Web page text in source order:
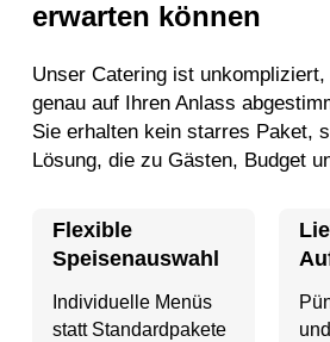
erwarten können
Unser Catering ist
genau auf Ihren Anlass
Sie erhalten kein starres Paket,
Lösung, die zu Gästen, Budget
Flexible
Speisenauswahl
Individuelle Menüs
statt Standardpakete